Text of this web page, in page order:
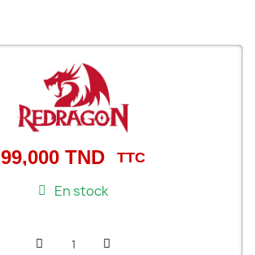
99,000 TND TTC
En stock